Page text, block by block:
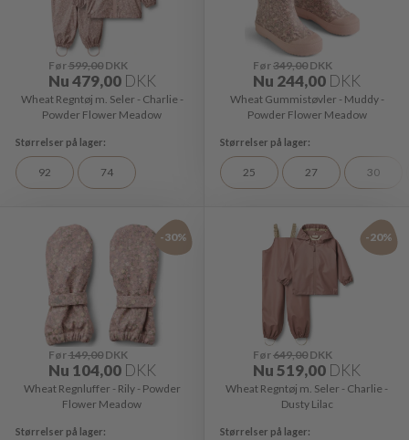
Før599,00DKK
Nu479,00 DKK
Wheat Regntøj m. Seler - Charlie -
Powder Flower Meadow
92 74
Før349,00 DKK
Nu 244,00 DKK
Wheat Gummistøvler - Muddy -
Powder Flower Meadow
25 27 30
-30%
Før149,00DKK
Nu 104,00 DKK
Wheat Regnluffer - Rily - Powder
Flower Meadow
-20%
Før649,00 DKK
Nu519,00 DKK
Wheat Regntøj m. Seler - Charlie -
Dusty Lilac